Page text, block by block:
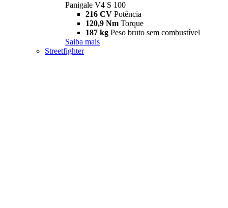
Panigale V4 S 100
216 CV Potência
120,9 Nm Torque
187 kg Peso bruto sem combustível
Saiba mais
Streetfighter